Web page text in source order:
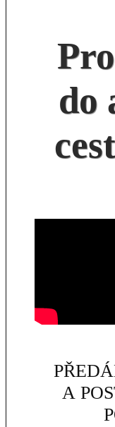
do
A